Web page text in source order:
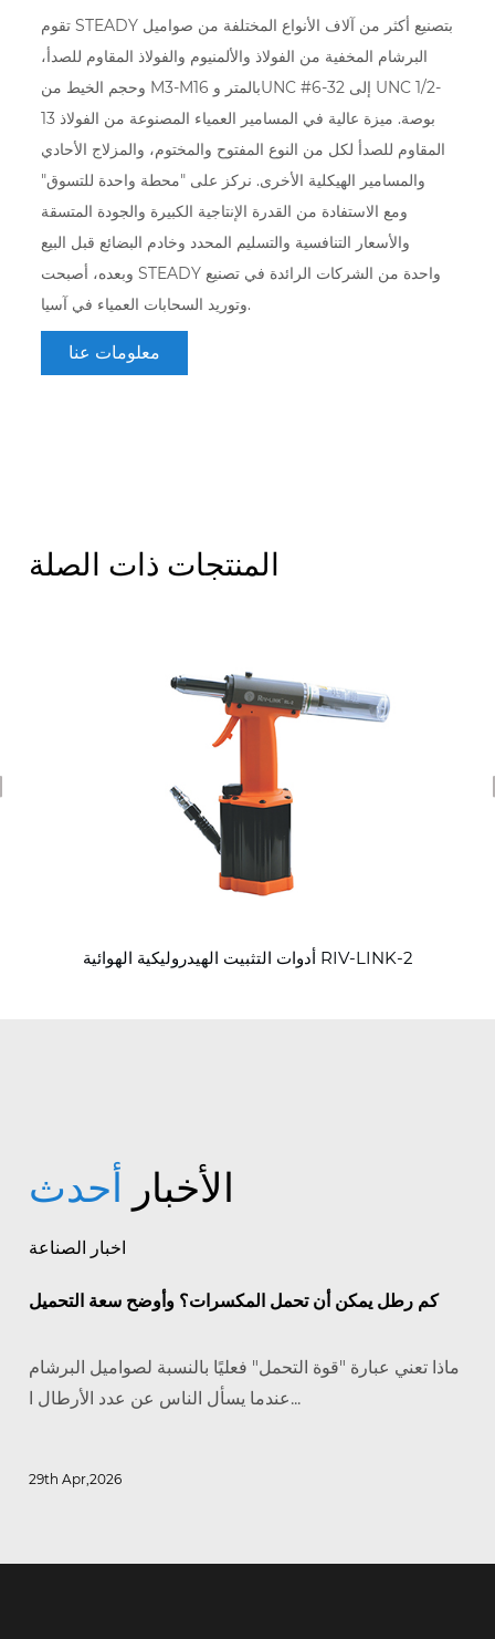
تقوم STEADY بتصنيع أكثر من آلاف الأنواع المختلفة من صواميل
البرشام المخفية من الفولاذ والألمنيوم والفولاذ المقاوم للصدأ،
وحجم الخيط من M3-M16 بالمتر وUNC #6-32 إلى UNC 1/2-
13 بوصة. ميزة عالية في المسامير العمياء المصنوعة من الفولاذ
المقاوم للصدأ لكل من النوع المفتوح والمختوم، والمزلاج الأحادي
والمسامير الهيكلية الأخرى. نركز على "محطة واحدة للتسوق"
ومع الاستفادة من القدرة الإنتاجية الكبيرة والجودة المتسقة
والأسعار التنافسية والتسليم المحدد وخادم البضائع قبل البيع
وبعده، أصبحت STEADY واحدة من الشركات الرائدة في تصنيع
وتوريد السحابات العمياء في آسيا.
معلومات عنا
المنتجات ذات الصلة
أدوات التثبيت الهيدروليكية الهوائية RIV-LINK-2
الأخبار أحدث
اخبار الصناعة
كم رطل يمكن أن تحمل المكسرات؟ وأوضح سعة التحميل
ماذا تعني عبارة "قوة التحمل" فعليًا بالنسبة لصواميل البرشام
عندما يسأل الناس عن عدد الأرطال ا...
29th Apr,2026